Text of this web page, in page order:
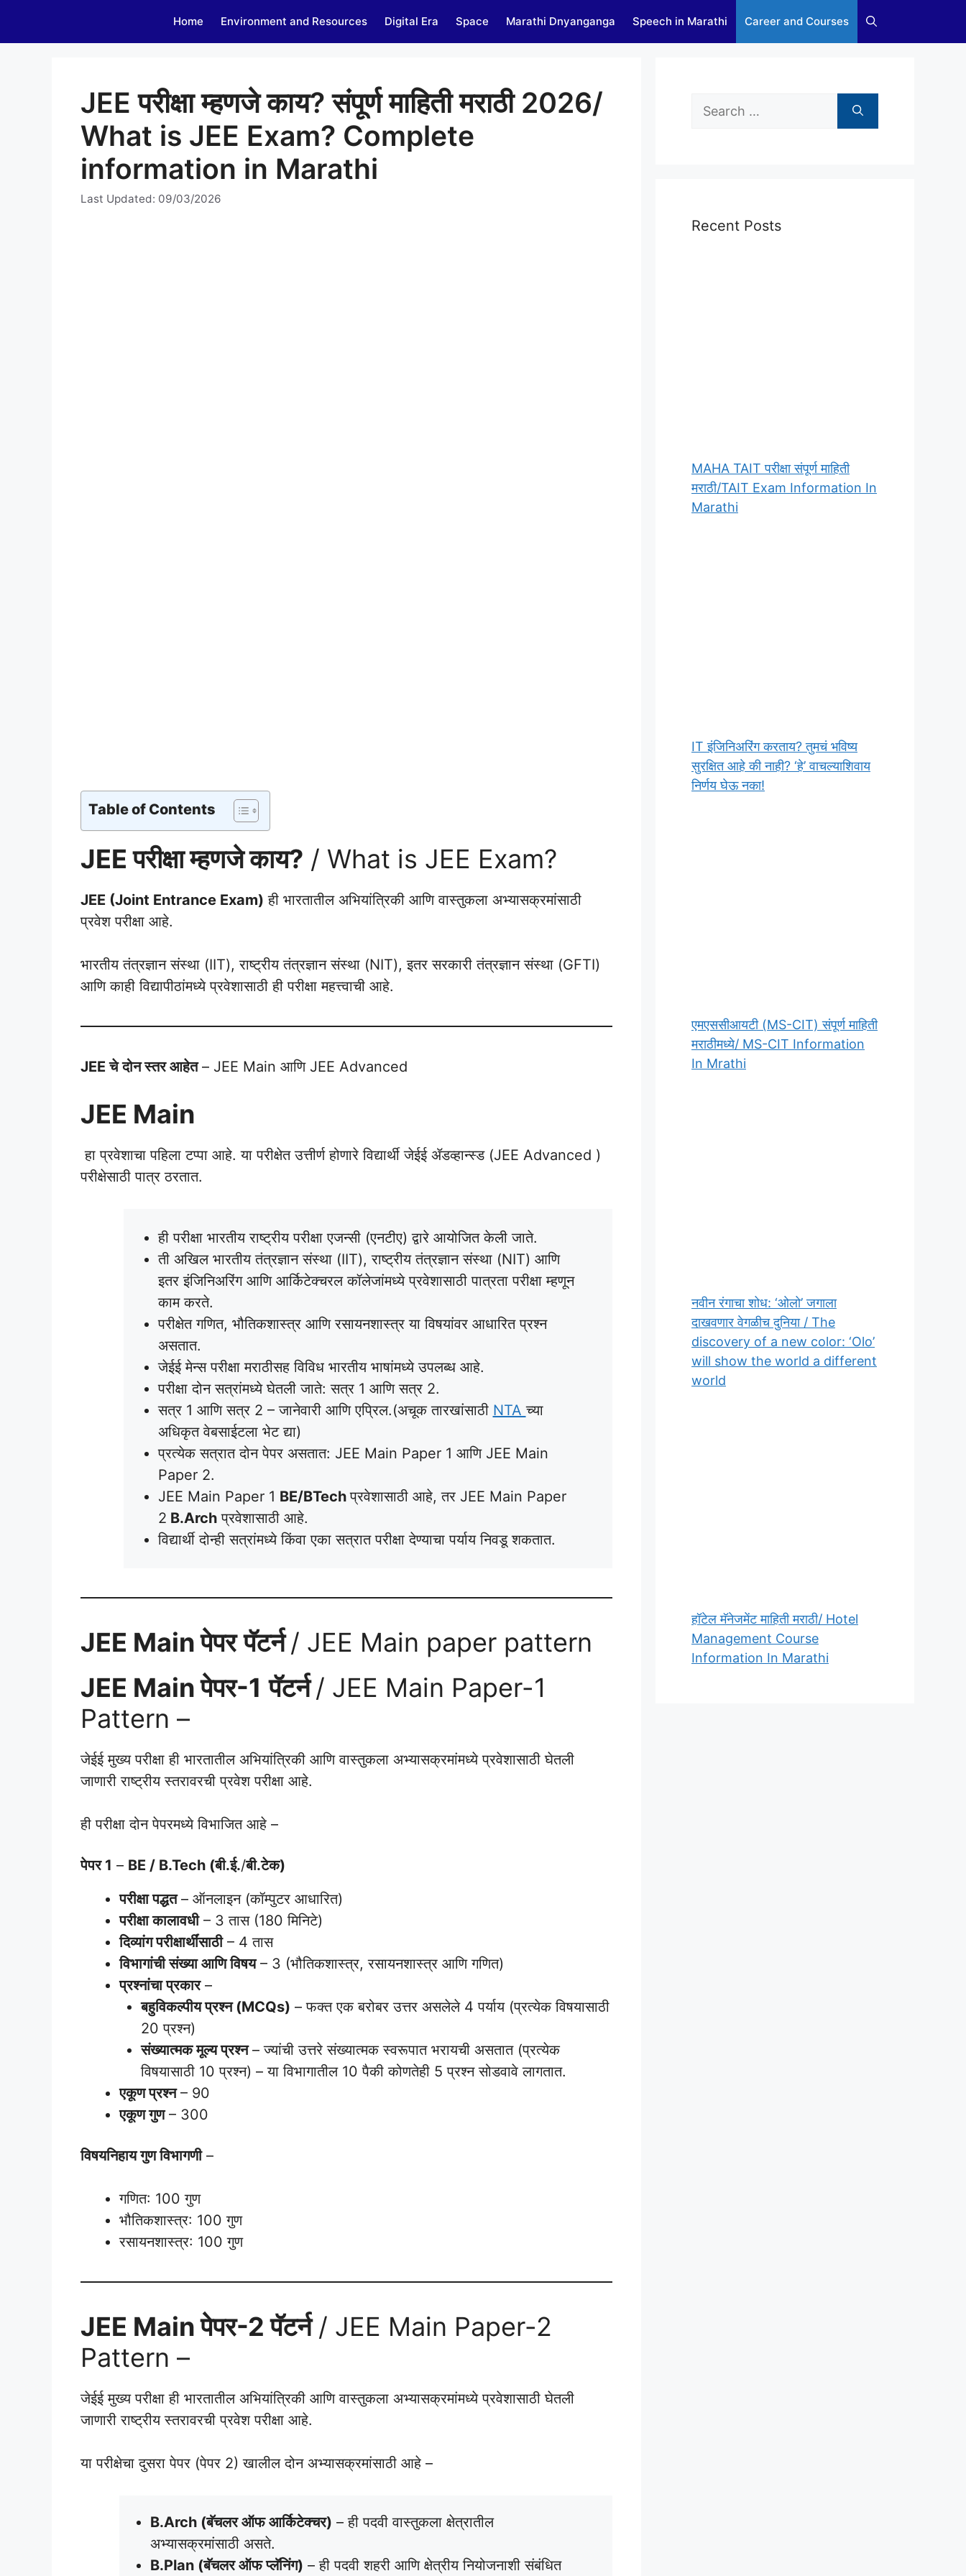
content
Home Environment and Resources Digital Era Space Marathi Dnyanganga Speech in Marathi Career and Courses
JEE परीक्षा म्हणजे काय? संपूर्ण माहिती मराठी 2026/
What is JEE Exam? Complete
information in Marathi
Last Updated: 09/03/2026
Table of Contents
JEE परीक्षा म्हणजे काय? / What is JEE Exam?
JEE (Joint Entrance Exam) ही भारतातील अभियांत्रिकी आणि वास्तुकला अभ्यासक्रमांसाठी
प्रवेश परीक्षा आहे.
भारतीय तंत्रज्ञान संस्था (IIT), राष्ट्रीय तंत्रज्ञान संस्था (NIT), इतर सरकारी तंत्रज्ञान संस्था (GFTI)
आणि काही विद्यापीठांमध्ये प्रवेशासाठी ही परीक्षा महत्त्वाची आहे.
JEE चे दोन स्तर आहेत– JEE Main आणि JEE Advanced
JEE Main
हा प्रवेशाचा पहिला टप्पा आहे. या परीक्षेत उत्तीर्ण होणारे विद्यार्थी जेईई ॲडव्हान्स्ड (JEE Advanced )
परीक्षेसाठी पात्र ठरतात.
ही परीक्षा भारतीय राष्ट्रीय परीक्षा एजन्सी (एनटीए) द्वारे आयोजित केली जाते.
ती अखिल भारतीय तंत्रज्ञान संस्था (IIT), राष्ट्रीय तंत्रज्ञान संस्था (NIT) आणि
इतर इंजिनिअरिंग आणि आर्किटेक्चरल कॉलेजांमध्ये प्रवेशासाठी पात्रता परीक्षा म्हणून
काम करते.
परीक्षेत गणित, भौतिकशास्त्र आणि रसायनशास्त्र या विषयांवर आधारित प्रश्न
असतात.
जेईई मेन्स परीक्षा मराठीसह विविध भारतीय भाषांमध्ये उपलब्ध आहे.
परीक्षा दोन सत्रांमध्ये घेतली जाते: सत्र 1 आणि सत्र 2.
सत्र 1 आणि सत्र 2 – जानेवारी आणि एप्रिल.(अचूक तारखांसाठी NTAच्या
अधिकृत वेबसाईटला भेट द्या)
प्रत्येक सत्रात दोन पेपर असतात: JEE Main Paper 1 आणि JEE Main
Paper 2.
JEE Main Paper 1 BE/BTechप्रवेशासाठी आहे, तर JEE Main Paper
2 B.Archप्रवेशासाठी आहे.
विद्यार्थी दोन्ही सत्रांमध्ये किंवा एका सत्रात परीक्षा देण्याचा पर्याय निवडू शकतात.
JEE Main पेपर पॅटर्न/ JEE Main paper pattern
JEE Main पेपर-1 पॅटर्न/ JEE Main Paper-1
Pattern –
जेईई मुख्य परीक्षा ही भारतातील अभियांत्रिकी आणि वास्तुकला अभ्यासक्रमांमध्ये प्रवेशासाठी घेतली
जाणारी राष्ट्रीय स्तरावरची प्रवेश परीक्षा आहे.
ही परीक्षा दोन पेपरमध्ये विभाजित आहे –
पेपर 1 – BE / B.Tech (बी.ई./बी.टेक)
परीक्षा पद्धत– ऑनलाइन (कॉम्पुटर आधारित)
परीक्षा कालावधी– 3 तास (180 मिनिटे)
दिव्यांग परीक्षार्थींसाठी– 4 तास
विभागांची संख्या आणि विषय– 3 (भौतिकशास्त्र, रसायनशास्त्र आणि गणित)
प्रश्नांचा प्रकार–
बहुविकल्पीय प्रश्न (MCQs) – फक्त एक बरोबर उत्तर असलेले 4 पर्याय (प्रत्येक विषयासाठी
20 प्रश्न)
संख्यात्मक मूल्य प्रश्न– ज्यांची उत्तरे संख्यात्मक स्वरूपात भरायची असतात (प्रत्येक
विषयासाठी 10 प्रश्न) – या विभागातील 10 पैकी कोणतेही 5 प्रश्न सोडवावे लागतात.
एकूण प्रश्न– 90
एकूण गुण– 300
विषयनिहाय गुण विभागणी–
गणित: 100 गुण
भौतिकशास्त्र: 100 गुण
रसायनशास्त्र: 100 गुण
JEE Main पेपर-2 पॅटर्न/ JEE Main Paper-2
Pattern –
जेईई मुख्य परीक्षा ही भारतातील अभियांत्रिकी आणि वास्तुकला अभ्यासक्रमांमध्ये प्रवेशासाठी घेतली
जाणारी राष्ट्रीय स्तरावरची प्रवेश परीक्षा आहे.
या परीक्षेचा दुसरा पेपर (पेपर 2) खालील दोन अभ्यासक्रमांसाठी आहे –
B.Arch (बॅचलर ऑफ आर्किटेक्चर) – ही पदवी वास्तुकला क्षेत्रातील
अभ्यासक्रमांसाठी असते.
B.Plan (बॅचलर ऑफ प्लॅनिंग) – ही पदवी शहरी आणि क्षेत्रीय नियोजनाशी संबंधित
Search
Recent Posts
MAHA TAIT परीक्षा संपूर्ण माहिती
मराठी/TAIT Exam Information In
Marathi
IT इंजिनिअरिंग करताय? तुमचं भविष्य
सुरक्षित आहे की नाही? ‘हे’ वाचल्याशिवाय
निर्णय घेऊ नका!
एमएससीआयटी (MS-CIT) संपूर्ण माहिती
मराठीमध्ये/ MS-CIT Information
In Mrathi
नवीन रंगाचा शोध: ‘ओलो’ जगाला
दाखवणार वेगळीच दुनिया / The
discovery of a new color: ‘Olo’
will show the world a different
world
हॉटेल मॅनेजमेंट माहिती मराठी/ Hotel
Management Course
Information In Marathi